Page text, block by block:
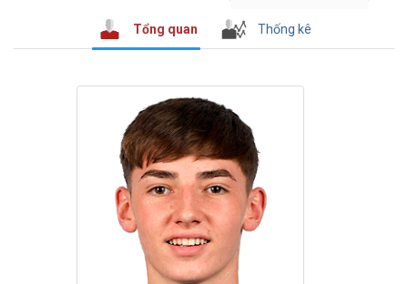
Tổng quan Thống kê